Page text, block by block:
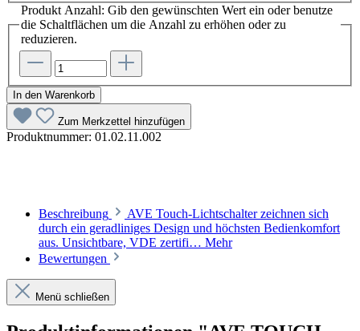
Produkt Anzahl: Gib den gewünschten Wert ein oder benutze
die Schaltflächen um die Anzahl zu erhöhen oder zu
reduzieren.
In den Warenkorb
Zum Merkzettel hinzufügen
Produktnummer: 01.02.11.002
Beschreibung
AVE Touch-Lichtschalter zeichnen sich
durch ein geradliniges Design und höchsten Bedienkomfort
aus. Unsichtbare, VDE zertifi… Mehr
Bewertungen
Menü schließen